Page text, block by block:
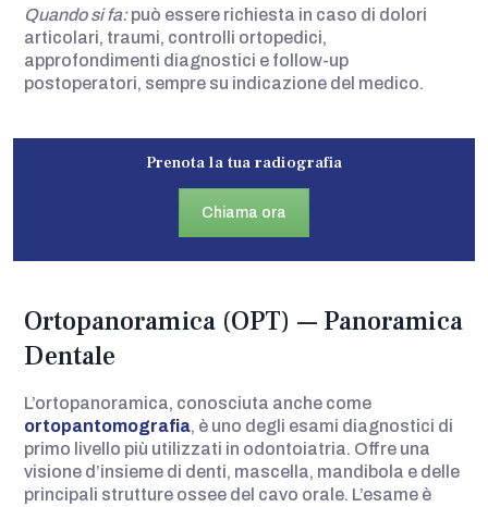
Quando si fa:può essere richiesta in caso di dolori
articolari, traumi, controlli ortopedici,
approfondimenti diagnostici e follow-up
postoperatori, sempre su indicazione del medico.
Prenota la tua radiografia
Chiama ora
Ortopanoramica (OPT) — Panoramica
Dentale
L’ortopanoramica, conosciuta anche come
ortopantomografia, è uno degli esami diagnostici di
primo livello più utilizzati in odontoiatria. Offre una
visione d’insieme di denti, mascella, mandibola e delle
principali strutture ossee del cavo orale. L’esame è